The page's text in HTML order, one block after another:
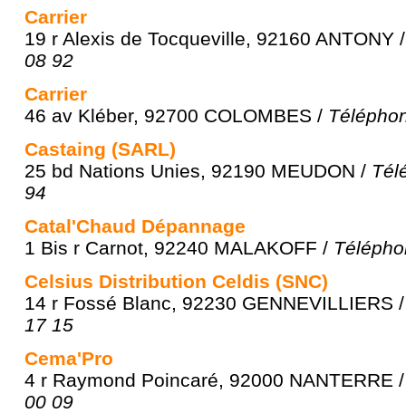
Carrier
19 r Alexis de Tocqueville, 92160 ANTONY
08 92
Carrier
46 av Kléber, 92700 COLOMBES /
Castaing (SARL)
25 bd Nations Unies, 92190 MEUDON /
94
Catal'Chaud Dépannage
1 Bis r Carnot, 92240 MALAKOFF /
Celsius Distribution Celdis (SNC)
14 r Fossé Blanc, 92230 GENNEVILLIERS
17 15
Cema'Pro
4 r Raymond Poincaré, 92000 NANTERRE
00 09